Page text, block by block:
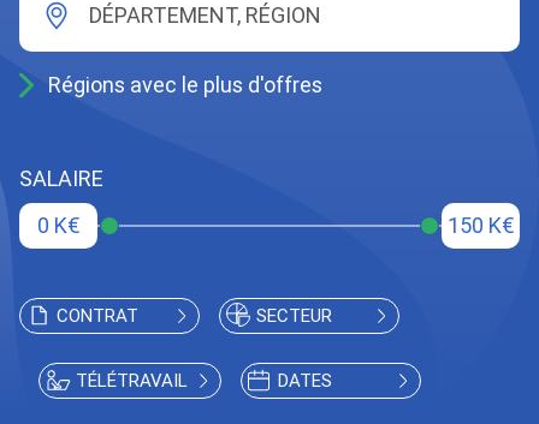
DÉPARTEMENT, RÉGION
Régions avec le plus d'offres
SALAIRE
0 K€
150 K€
CONTRAT SECTEUR
TÉLÉTRAVAIL DATES